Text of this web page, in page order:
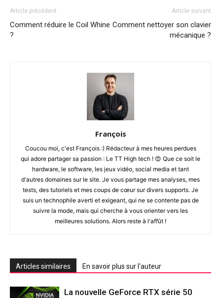
Article précédent
Comment réduire le Coil Whine
?
Article suivant
Comment nettoyer son clavier
mécanique ?
François
Coucou moi, c'est François :) Rédacteur à mes heures perdues
qui adore partager sa passion : Le TT High tech ! 😍 Que ce soit le
hardware, le software, les jeux vidéo, social media et tant
d'autres domaines sur le site. Je vous partage mes analyses, mes
tests, des tutoriels et mes coups de cœur sur divers supports. Je
suis un technophile averti et exigeant, qui ne se contente pas de
suivre la mode, mais qui cherche à vous orienter vers les
meilleures solutions. Alors reste à l'affût !
Articles similaires En savoir plus sur l'auteur
La nouvelle GeForce RTX série 50